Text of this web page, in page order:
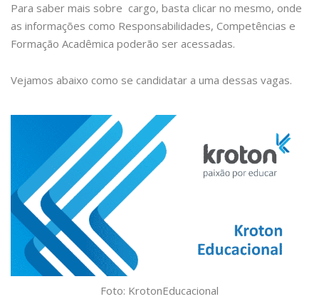
Para saber mais sobre cargo, basta clicar no mesmo, onde
as informações como Responsabilidades, Competências e
Formação Acadêmica poderão ser acessadas.
Vejamos abaixo como se candidatar a uma dessas vagas.
Foto: KrotonEducacional